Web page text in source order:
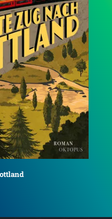
Inspector Grants